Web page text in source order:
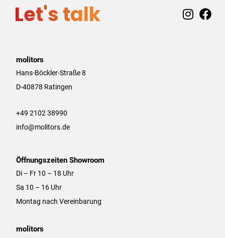
Let's talk
I
F
molitors
Hans-Böckler-Straße 8
D-40878 Ratingen
+49 2102 38990
info@molitors.de
Öffnungszeiten Showroom
Di – Fr 10 – 18 Uhr
Sa 10 – 16 Uhr
Montag nach Vereinbarung
molitors